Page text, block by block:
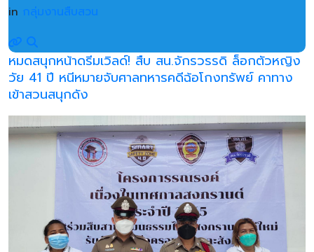
in กลุ่มงานสืบสวน
หมดสนุกหน้าดรีมเวิลด์! สืบ สน.จักรวรรดิ ล็อกตัวหญิง
วัย 41 ปี หนีหมายจับศาลทหารคดีฉ้อโกงทรัพย์ คาทาง
เข้าสวนสนุกดัง